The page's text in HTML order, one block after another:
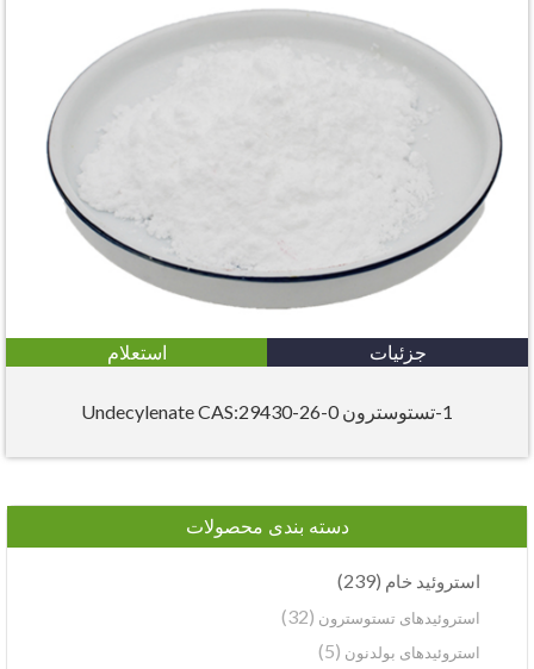
جزئیات استعلام
دسته بندی محصولات
استروئید خام(239)
استروئیدهای تستوسترون(32)
استروئیدهای بولدنون(5)